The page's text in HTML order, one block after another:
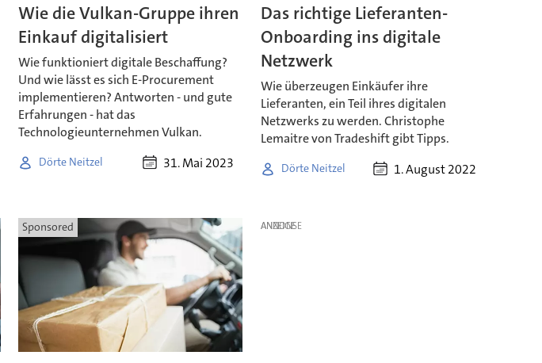
Wie die Vulkan-Gruppe ihren
Einkauf digitalisiert
Wie funktioniert digitale Beschaffung?
Und wie lässt es sich E-Procurement
implementieren? Antworten - und gute
Erfahrungen - hat das
Technologieunternehmen Vulkan.
Dörte Neitzel 31. Mai 2023
Das richtige Lieferanten-
Onboarding ins digitale
Netzwerk
Wie überzeugen Einkäufer ihre
Lieferanten, ein Teil ihres digitalen
Netzwerks zu werden. Christophe
Lemaitre von Tradeshift gibt Tipps.
Dörte Neitzel 1. August 2022
Sponsored ANZEIGE